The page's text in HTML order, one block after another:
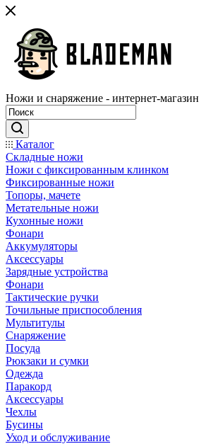
Ножи и снаряжение - интернет-магазин
Каталог
Складные ножи
Ножи с фиксированным клинком
Фиксированные ножи
Топоры, мачете
Метательные ножи
Кухонные ножи
Фонари
Аккумуляторы
Аксессуары
Зарядные устройства
Фонари
Тактические ручки
Точильные приспособления
Мультитулы
Снаряжение
Посуда
Рюкзаки и сумки
Одежда
Паракорд
Аксессуары
Чехлы
Бусины
Уход и обслуживание